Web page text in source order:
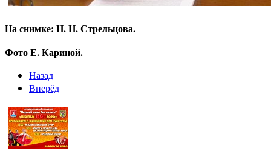
На снимке: Н. Н. Стрельцова.
Фото Е. Кариной.
Назад
Вперёд